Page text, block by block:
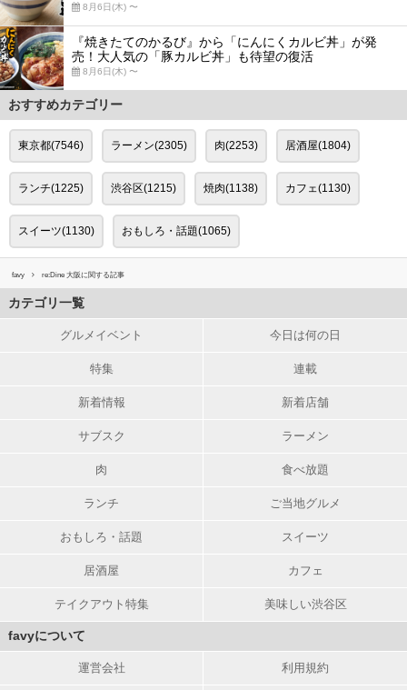
8月6日(木) 〜
『焼きたてのかるび』から「にんにくカルビ丼」が発
売！大人気の「豚カルビ丼」も待望の復活
8月6日(木) 〜
おすすめカテゴリー
東京都(7546) ラーメン(2305) 肉(2253) 居酒屋(1804)
ランチ(1225) 渋谷区(1215) 焼肉(1138) カフェ(1130)
スイーツ(1130) おもしろ・話題(1065)
favy re:Dine 大阪に関する記事
カテゴリ一覧
グルメイベント 今日は何の日
特集 連載
新着情報 新着店舗
サブスク ラーメン
肉 食べ放題
ランチ ご当地グルメ
おもしろ・話題 スイーツ
居酒屋 カフェ
テイクアウト特集 美味しい渋谷区
favyについて
運営会社 利用規約